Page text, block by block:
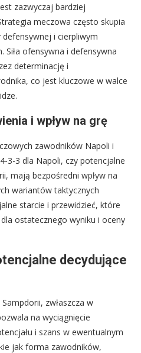
zazwyczaj bardziej
meczowa często skupia
i cierpliwym
Siła ofensywna i defensywna
determinację i
co jest kluczowe w walce
i wpływ na grę
zawodników Napoli i
3-3 dla Napoli, czy potencjalne
mają bezpośredni wpływ na
wariantów taktycznych
starcie i przewidzieć, które
ostatecznego wyniku i oceny
decydujące
zwłaszcza w
na wyciągnięcie
i szans w ewentualnym
jak forma zawodników,